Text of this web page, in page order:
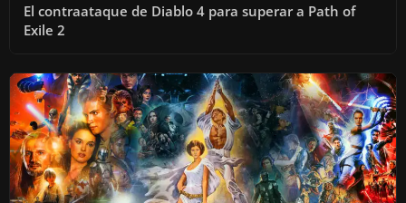
El contraataque de Diablo 4 para superar a Path of
Exile 2